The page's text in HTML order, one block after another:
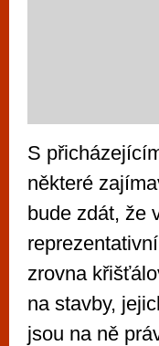
S
některé
bude zdát, že
zrovna
na stavby,
jsou na ně